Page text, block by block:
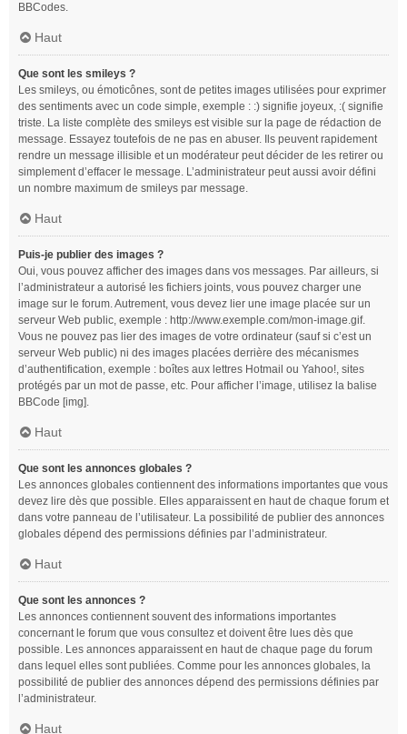
BBCodes.
Haut
Que sont les smileys ?
Les smileys, ou émoticônes, sont de petites images utilisées pour exprimer
des sentiments avec un code simple, exemple : :) signifie joyeux, :( signifie
triste. La liste complète des smileys est visible sur la page de rédaction de
message. Essayez toutefois de ne pas en abuser. Ils peuvent rapidement
rendre un message illisible et un modérateur peut décider de les retirer ou
simplement d’effacer le message. L’administrateur peut aussi avoir défini
un nombre maximum de smileys par message.
Haut
Puis-je publier des images ?
Oui, vous pouvez afficher des images dans vos messages. Par ailleurs, si
l’administrateur a autorisé les fichiers joints, vous pouvez charger une
image sur le forum. Autrement, vous devez lier une image placée sur un
serveur Web public, exemple : http://www.exemple.com/mon-image.gif.
Vous ne pouvez pas lier des images de votre ordinateur (sauf si c’est un
serveur Web public) ni des images placées derrière des mécanismes
d’authentification, exemple : boîtes aux lettres Hotmail ou Yahoo!, sites
protégés par un mot de passe, etc. Pour afficher l’image, utilisez la balise
BBCode [img].
Haut
Que sont les annonces globales ?
Les annonces globales contiennent des informations importantes que vous
devez lire dès que possible. Elles apparaissent en haut de chaque forum et
dans votre panneau de l’utilisateur. La possibilité de publier des annonces
globales dépend des permissions définies par l’administrateur.
Haut
Que sont les annonces ?
Les annonces contiennent souvent des informations importantes
concernant le forum que vous consultez et doivent être lues dès que
possible. Les annonces apparaissent en haut de chaque page du forum
dans lequel elles sont publiées. Comme pour les annonces globales, la
possibilité de publier des annonces dépend des permissions définies par
l’administrateur.
Haut